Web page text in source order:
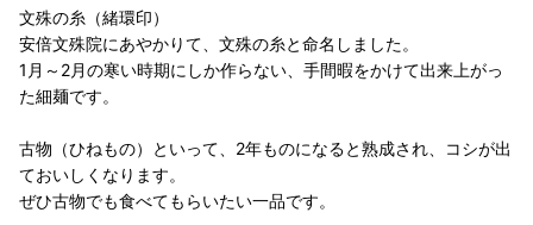
文殊の糸（緒環印）
安倍文殊院にあやかりて、文殊の糸と命名しました。
1月～2月の寒い時期にしか作らない、手間暇をかけて出来上がっ
た細麺です。
古物（ひねもの）といって、2年ものになると熟成され、コシが出
ておいしくなります。
ぜひ古物でも食べてもらいたい一品です。